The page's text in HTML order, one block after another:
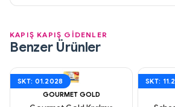
KAPIŞ KAPIŞ GİDENLER
Benzer Ürünler
SKT: 01.2028
GOURMET GOLD
SKT: